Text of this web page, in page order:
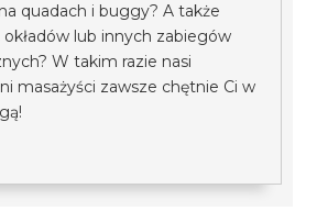
quadach i buggy? A także
lub innych zabiegów
W takim razie nasi
masażyści zawsze chętnie Ci w